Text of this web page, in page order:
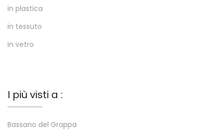
in plastica
in tessuto
in vetro
I più visti a :
Bassano del Grappa